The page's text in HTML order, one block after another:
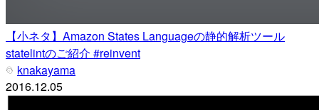
【小ネタ】Amazon States Languageの静的解析ツール
statelintのご紹介 #reinvent
knakayama
2016.12.05